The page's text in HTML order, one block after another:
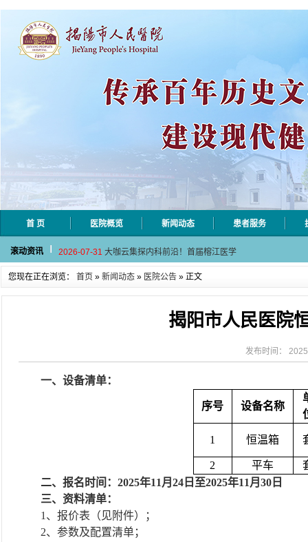
首 页 医院概览 新闻动态 患者服务
滚动资讯
2026-08-04 揭阳市人民医院水电相关设施维护服
2026-07-31 大咖云集探内科前沿！首届榕江医学
2026-07-31 以学术聚合力 | 运动健康分论坛助
2026-07-31 揭阳市人民医院手腕带采购项目（第
大咖云集探内科前沿！首届榕江医学
2026-07-31 揭阳市人民医院手腕带采购项目（第
您现在正在浏览： 首页 » 新闻动态 » 医院公告 » 正文
揭阳市人民医院
发布时间：
一、设备清单：
序号 设备名称
1 恒温箱
2 平车
二、报名时间：2025年11月24日至2025年11月30日
三、资料清单：
1、报价表 （见附件）
；
2、参数及配置清单；